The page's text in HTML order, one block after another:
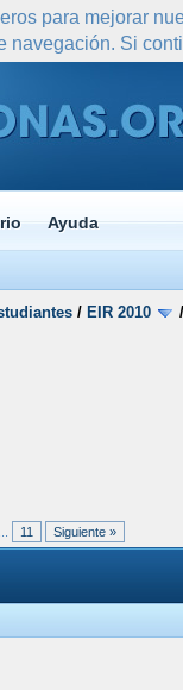
Ayuda
/ EIR 2010
11 Siguiente »
para mejorar
navegación. Si